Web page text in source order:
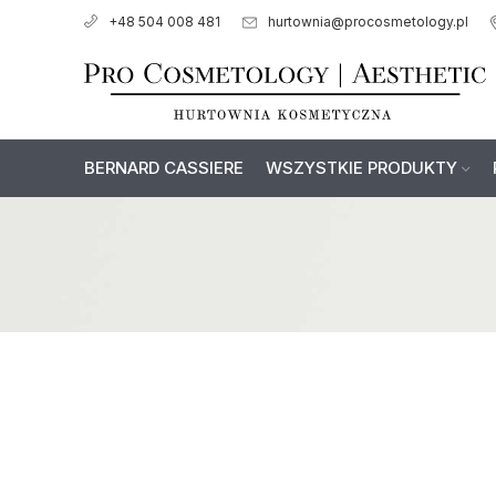
+48 504 008 481 hurtownia@procosmetology.pl
BERNARD CASSIERE WSZYSTKIE PRODUKTY